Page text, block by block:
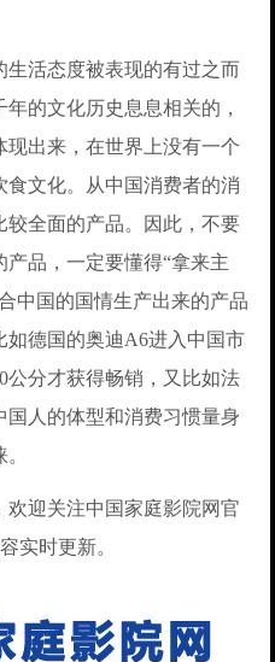
活态度被表现的有过之而
的文化历史息息相关的，
现出来，在世界上没有一个
食文化。从中国消费者的消
较全面的产品。因此，不要
品，一定要懂得“拿来主
中国的国情生产出来的产品
如德国的奥迪A6进入中国市
公分才获得畅销，又比如法
国人的体型和消费习惯量身
迎关注中国家庭影院网官
实时更新。